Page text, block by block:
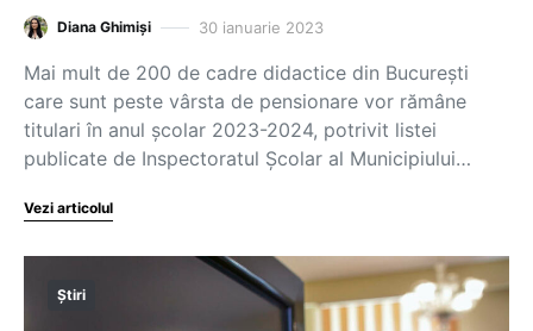
Diana Ghimiși 30 ianuarie 2023
Mai mult de 200 de cadre didactice din București
care sunt peste vârsta de pensionare vor rămâne
titulari în anul școlar 2023-2024, potrivit listei
publicate de Inspectoratul Școlar al Municipiului…
Vezi articolul
Știri